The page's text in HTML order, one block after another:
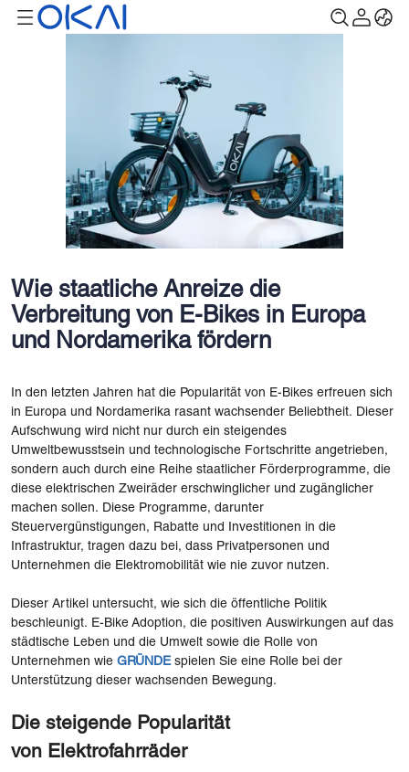
Wie staatliche Anreize die
Verbreitung von E-Bikes in Europa
und Nordamerika fördern
In den letzten Jahren hat die Popularität von E-Bikes erfreuen sich
in Europa und Nordamerika rasant wachsender Beliebtheit. Dieser
Aufschwung wird nicht nur durch ein steigendes
Umweltbewusstsein und technologische Fortschritte angetrieben,
sondern auch durch eine Reihe staatlicher Förderprogramme, die
diese elektrischen Zweiräder erschwinglicher und zugänglicher
machen sollen. Diese Programme, darunter
Steuervergünstigungen, Rabatte und Investitionen in die
Infrastruktur, tragen dazu bei, dass Privatpersonen und
Unternehmen die Elektromobilität wie nie zuvor nutzen.
Dieser Artikel untersucht, wie sich die öffentliche Politik
beschleunigt. E-Bike Adoption, die positiven Auswirkungen auf das
städtische Leben und die Umwelt sowie die Rolle von
Unternehmen wie GRÜNDEspielen Sie eine Rolle bei der
Unterstützung dieser wachsenden Bewegung.
Die steigende Popularität
von Elektrofahrräder